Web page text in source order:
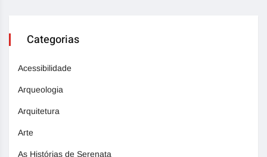
Categorias
Acessibilidade
Arqueologia
Arquitetura
Arte
As Histórias de Serenata